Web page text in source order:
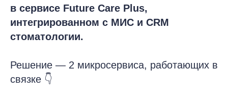
в сервисе Future Care Plus,
интегрированном с МИС и CRM
стоматологии.
Решение — 2 микросервиса, работающих в
связке 👇